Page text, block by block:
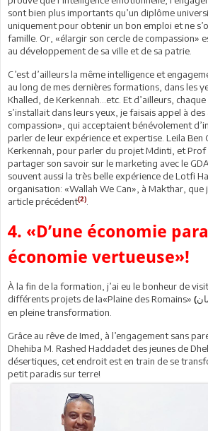
sont bien plus importants qu’un diplôme
uniquement pour obtenir un bon emploi et ne
famille. Or, «élargir son cercle de compassion»
au développement de sa ville et de sa patrie.
C’est d’ailleurs la même intelligence et
au long de mes dernières formations, dans les
Khalled, de Kerkennah…etc. Et d’ailleurs,
s’installait dans leurs yeux, je faisais appel à des
compassion», qui acceptaient bénévolement
parler de leur expérience et expertise. Leila Ben
Kerkennah, pour parler du projet Mdinti, et
partager son savoir sur le marketing avec le
souvent aussi la très belle expérience de Lotfi
organisation: «Wallah We Can», à Makthar, que
article précédent(2).
4. «D’une économie
économie vertueuse»!
À la fin de la formation, j’ai eu le bonheur de
différents projets de la«Plaine des Romains»
en pleine transformation.
Grâce au rêve de Imed, à l’engagement sans
Dhehiba M. Rashed Haddadet des jeunes de
désertiques, cet endroit est en train de se
petit paradis sur terre!